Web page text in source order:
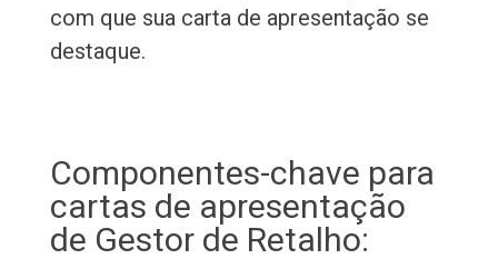
com que sua carta de apresentação se
destaque.
Componentes-chave para
cartas de apresentação
de Gestor de Retalho: